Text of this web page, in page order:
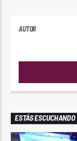
AUTOR
ESTÁS ESCUCHANDO